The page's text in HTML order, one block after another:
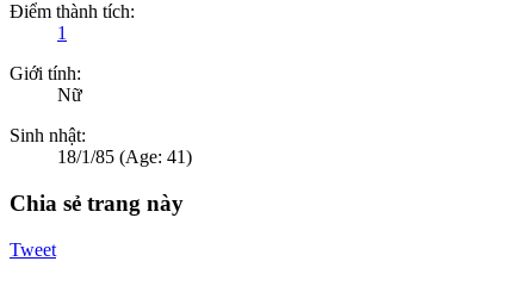
Điểm thành tích:
1
Giới tính:
Nữ
Sinh nhật:
18/1/85 (Age: 41)
Chia sẻ trang này
Tweet